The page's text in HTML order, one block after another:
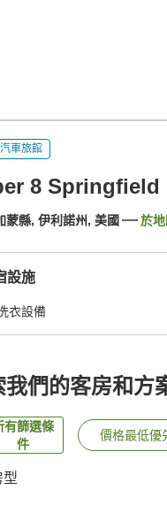
汽車旅館
8 Springfield
蒙縣, 伊利諾州, 美國 於
設施
衣設備
我們的客房和方
有篩選條
件
價格最低優
型